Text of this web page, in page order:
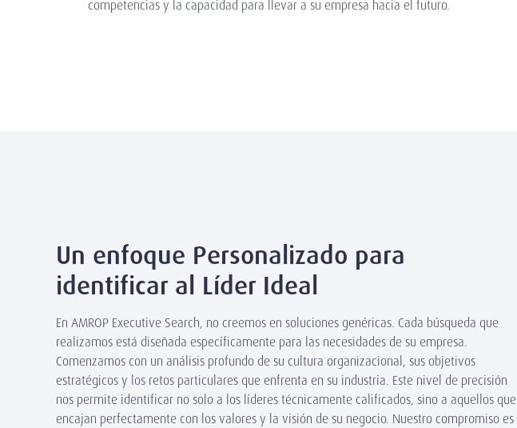
competencias y la capacidad para llevar a su empresa hacia el futuro.
Un enfoque Personalizado para
identificar al Líder Ideal
En AMROP Executive Search, no creemos en soluciones genéricas. Cada búsqueda que
realizamos está diseñada específicamente para las necesidades de su empresa.
Comenzamos con un análisis profundo de su cultura organizacional, sus objetivos
estratégicos y los retos particulares que enfrenta en su industria. Este nivel de precisión
nos permite identificar no solo a los líderes técnicamente calificados, sino a aquellos que
encajan perfectamente con los valores y la visión de su negocio. Nuestro compromiso es